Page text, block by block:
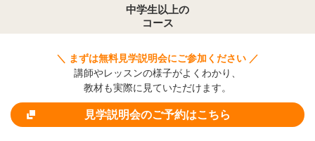
中学生以上の
コース
＼ まずは無料見学説明会にご参加ください ／
講師やレッスンの様子がよくわかり、
教材も実際に見ていただけます。
見学説明会のご予約はこちら